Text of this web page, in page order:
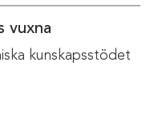
vuxna
kunskapsstödet